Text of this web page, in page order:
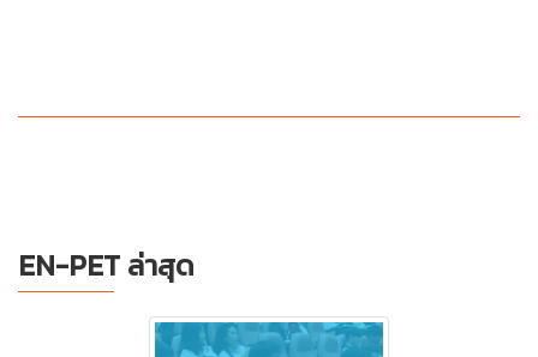
EN-PET ล่าสุด